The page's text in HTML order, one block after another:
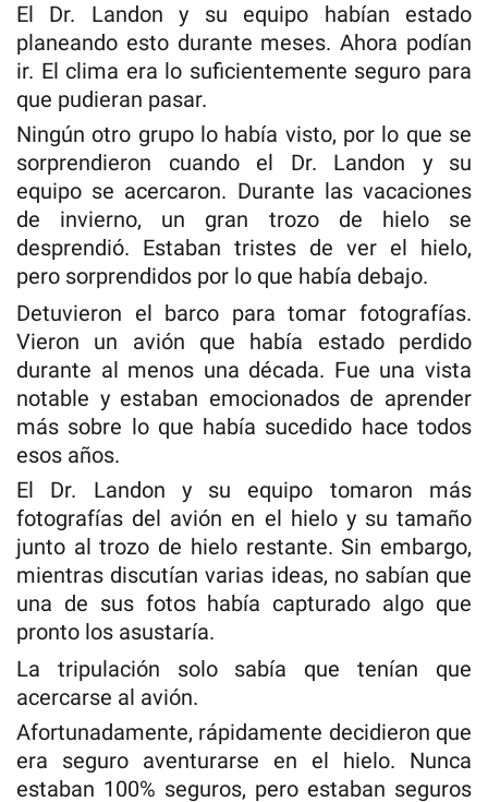
El Dr. Landon y su equipo habían estado
planeando esto durante meses. Ahora podían
ir. El clima era lo suficientemente seguro para
que pudieran pasar.
Ningún otro grupo lo había visto, por lo que se
sorprendieron cuando el Dr. Landon y su
equipo se acercaron. Durante las vacaciones
de invierno, un gran trozo de hielo se
desprendió. Estaban tristes de ver el hielo,
pero sorprendidos por lo que había debajo.
Detuvieron el barco para tomar fotografías.
Vieron un avión que había estado perdido
durante al menos una década. Fue una vista
notable y estaban emocionados de aprender
más sobre lo que había sucedido hace todos
esos años.
El Dr. Landon y su equipo tomaron más
fotografías del avión en el hielo y su tamaño
junto al trozo de hielo restante. Sin embargo,
mientras discutían varias ideas, no sabían que
una de sus fotos había capturado algo que
pronto los asustaría.
La tripulación solo sabía que tenían que
acercarse al avión.
Afortunadamente, rápidamente decidieron que
era seguro aventurarse en el hielo. Nunca
estaban 100% seguros, pero estaban seguros